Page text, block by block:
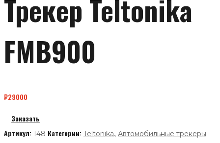
Трекер Teltonika
FMB900
₽29000
Заказать
Артикул: 148 Категории: Teltonika, Автомобильные трекеры